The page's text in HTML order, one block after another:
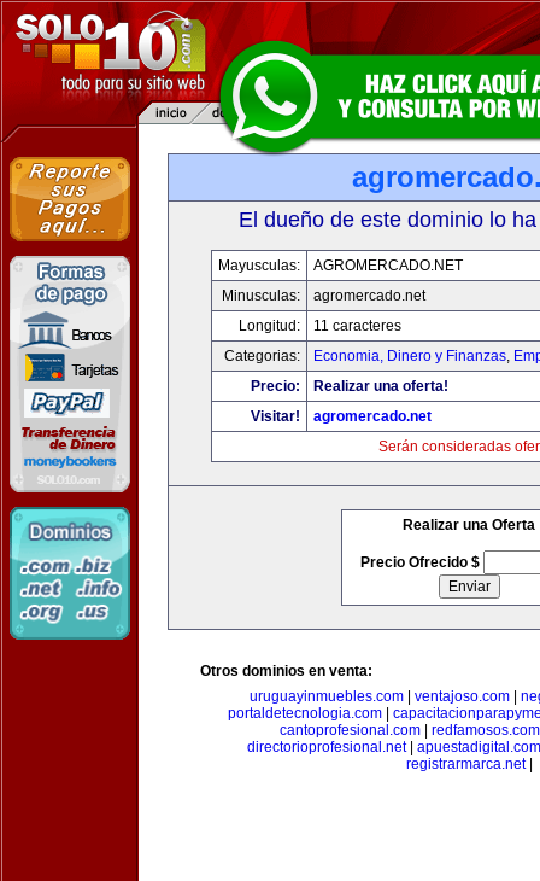
El dueño de este dominio lo
Mayusculas:
AGROMERCADO.NET
Minusculas:
agromercado.net
Longitud:
11 caracteres
Categorias:
Economia, Dinero y Finanzas,
Precio:
Realizar una oferta!
Visitar!
agromercado.net
Serán consideradas
Realizar una Oferta
Precio Ofrecido $
Otros dominios en venta:
uruguayinmuebles.com| ventajoso.com|
portaldetecnologia.com|
cantoprofesional.com
redfamosos.com
directorioprofesional.net| apuestadigital.com
registrarmarca.net|